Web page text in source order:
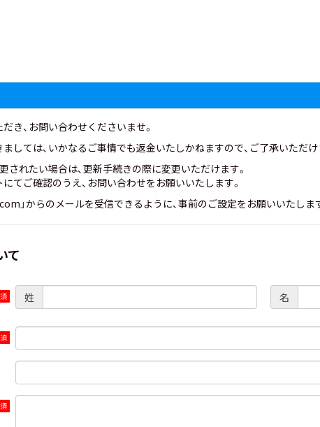
き、お問い合わせくださいませ。
しては、いかなるご事情でも返金いたしかねますので、ご了承いただ
されたい場合は、更新手続きの際に変更いただけます。
てご確認のうえ、お問い合わせをお願いいたします。
」からのメールを受信できるように、事前のご設定をお願いいたしま
て
姓 名